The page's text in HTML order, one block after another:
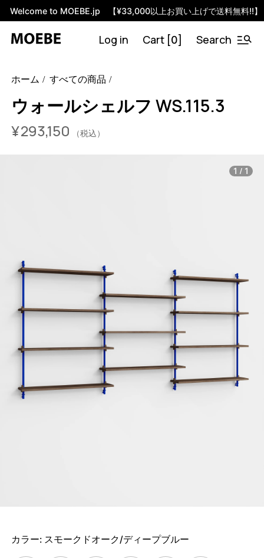
Welcome to MOEBE.jp 【¥33,000以上お買い上げで送料無料!!】
Log in Cart [0] Search
ws-115-3?variant=46594903703784
WS.115.3.OA.BL0
ホーム すべての商品
ウォールシェルフ WS.115.3
¥293,150 （税込）
1 / 1
カラー: スモークドオーク/ディープブルー